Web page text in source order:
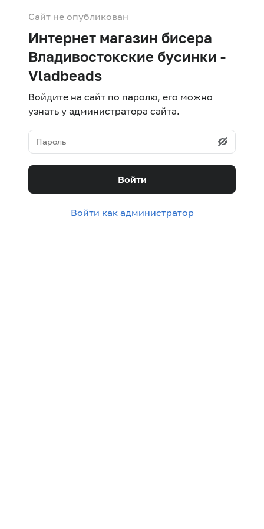
Сайт не опубликован
Интернет магазин бисера
Владивостокские бусинки -
Vladbeads
Войдите на сайт по паролю, его можно
узнать у администратора сайта.
Войти
Войти как администратор